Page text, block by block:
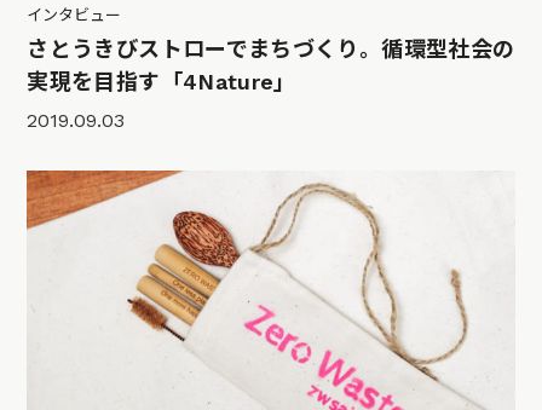
インタビュー
さとうきびストローでまちづくり。循環型社会の
実現を目指す「4Nature」
2019.09.03